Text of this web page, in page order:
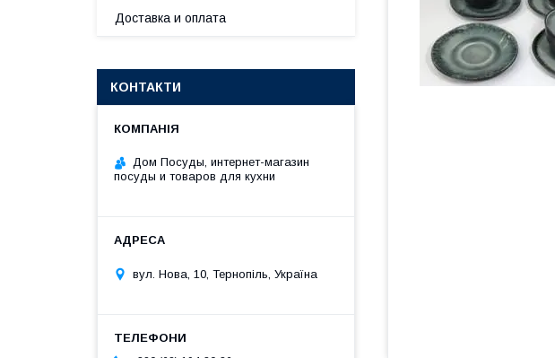
Доставка и оплата
КОНТАКТИ
Дом Посуды, интернет-магазин
посуды и товаров для кухни
вул. Нова, 10, Тернопіль, Україна